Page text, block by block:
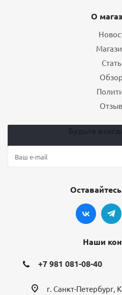
О
Наши
+7 981 081-08-40
г. Санкт-Петербург,